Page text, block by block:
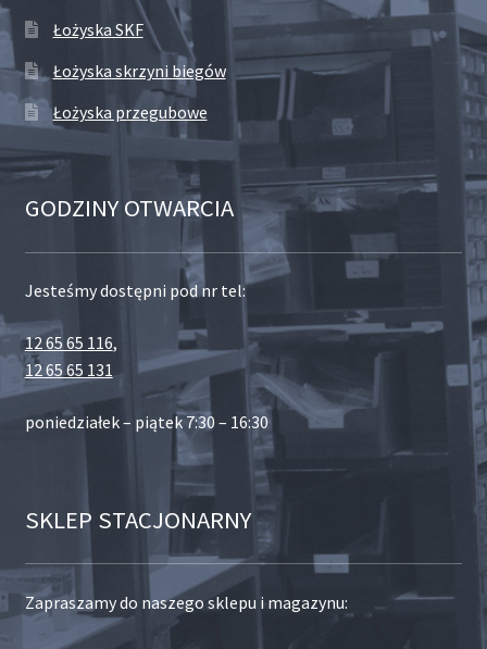
Łożyska SKF
Łożyska skrzyni biegów
Łożyska przegubowe
GODZINY OTWARCIA
Jesteśmy dostępni pod nr tel:
12 65 65 116,
12 65 65 131
poniedziałek – piątek 7:30 – 16:30
SKLEP STACJONARNY
Zapraszamy do naszego sklepu i magazynu: